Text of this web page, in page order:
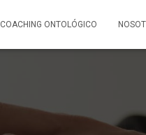
COACHING ONTOLÓGICO